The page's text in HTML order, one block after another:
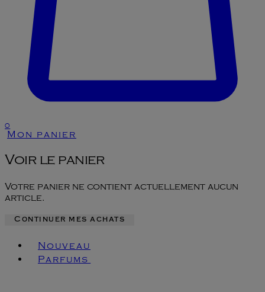
0
Mon panier
Voir le panier
Votre panier ne contient actuellement aucun
article.
Continuer mes achats
Nouveau
Parfums